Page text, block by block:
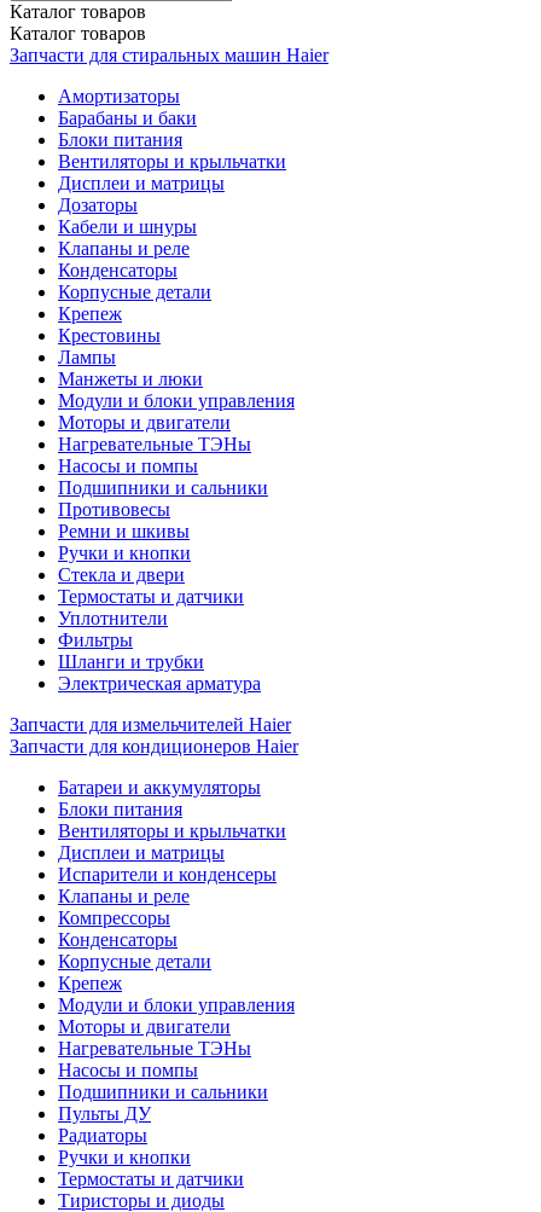
Каталог товаров
Каталог товаров
Запчасти для стиральных машин Haier
Амортизаторы
Барабаны и баки
Блоки питания
Вентиляторы и крыльчатки
Дисплеи и матрицы
Дозаторы
Кабели и шнуры
Клапаны и реле
Конденсаторы
Корпусные детали
Крепеж
Крестовины
Лампы
Манжеты и люки
Модули и блоки управления
Моторы и двигатели
Нагревательные ТЭНы
Насосы и помпы
Подшипники и сальники
Противовесы
Ремни и шкивы
Ручки и кнопки
Стекла и двери
Термостаты и датчики
Уплотнители
Фильтры
Шланги и трубки
Электрическая арматура
Запчасти для измельчителей Haier
Запчасти для кондиционеров Haier
Батареи и аккумуляторы
Блоки питания
Вентиляторы и крыльчатки
Дисплеи и матрицы
Испарители и конденсеры
Клапаны и реле
Компрессоры
Конденсаторы
Корпусные детали
Крепеж
Модули и блоки управления
Моторы и двигатели
Нагревательные ТЭНы
Насосы и помпы
Подшипники и сальники
Пульты ДУ
Радиаторы
Ручки и кнопки
Термостаты и датчики
Тиристоры и диоды